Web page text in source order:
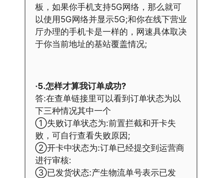
板，如果你手机支持5G网络，那么就可
以使用5G网络并显示5G;和你在线下营业
厅办理的手机卡是一样的，网速具体取决
于你当前地址的基站覆盖情况;
·5.怎样才算我订单成功?
答:在查单链接里可以看到订单状态为以
下三种情况其中一个
①失败订单状态为:前置拦截和开卡失
败，可自行查看失败原因;
②开卡中状态为:订单已经提交到运营商
进行审核:
③已发货状态:产生物流单号表示已发